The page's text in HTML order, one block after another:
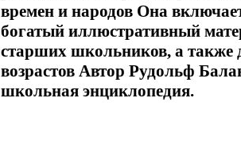
времен и народов Она
богатый иллюстративный
старших школьников, а также
возрастов Автор Рудольф
школьная энциклопедия.